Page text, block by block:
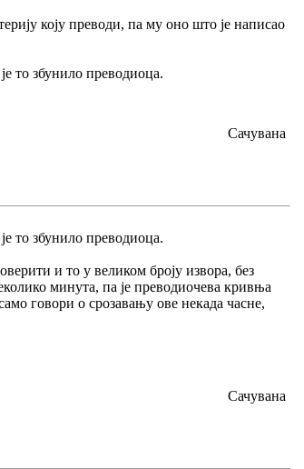
коју преводи, па му оно што је написао
то збунило преводиоца.
Сачувана
то збунило преводиоца.
и то у великом броју извора, без
минута, па је преводиочева кривња
говори о срозавању ове некада часне,
Сачувана